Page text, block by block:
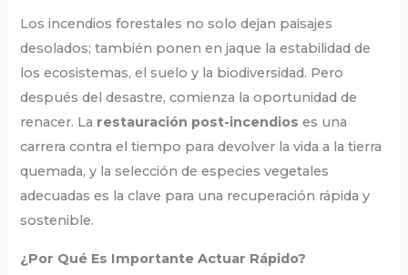
Los incendios forestales no solo dejan paisajes
desolados; también ponen en jaque la estabilidad de
los ecosistemas, el suelo y la biodiversidad. Pero
después del desastre, comienza la oportunidad de
renacer. La restauración post-incendios es una
carrera contra el tiempo para devolver la vida a la tierra
quemada, y la selección de especies vegetales
adecuadas es la clave para una recuperación rápida y
sostenible.
¿Por Qué Es Importante Actuar Rápido?